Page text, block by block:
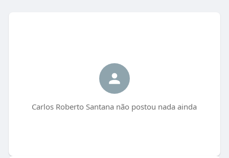
Carlos Roberto Santana não postou nada ainda